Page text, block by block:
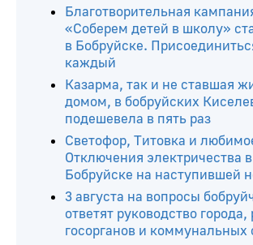
Благотворительная
«Соберем детей в школу»
в Бобруйске.
каждый
Казарма, так и не ставшая
домом, в бобруйских
подешевела в пять раз
Светофор, Титовка и
Отключения электричества в
Бобруйске на наступившей
3 августа на вопросы
ответят руководство
госорганов и коммунальных